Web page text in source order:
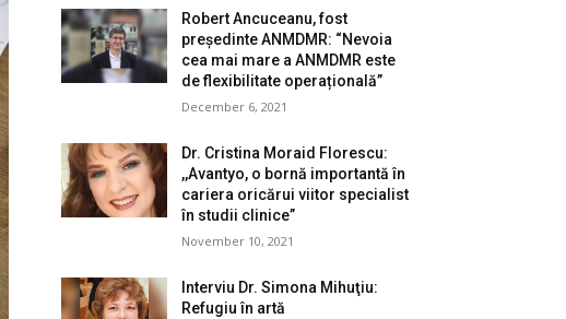
Robert Ancuceanu, fost
președinte ANMDMR: “Nevoia
cea mai mare a ANMDMR este
de flexibilitate operațională”
December 6, 2021
Dr. Cristina Moraid Florescu:
,,Avantyo, o bornă importantă în
cariera oricărui viitor specialist
în studii clinice”
November 10, 2021
Interviu Dr. Simona Mihuţiu:
Refugiu în artă